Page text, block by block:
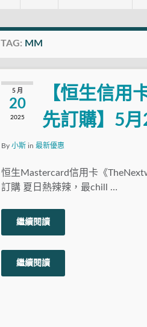
TAG: MM
5 月
20
2025
【恒生信用
先訂購】5月
By 小斯 in 最新優惠
恒生Mastercard信用卡《
訂購 夏日熱辣辣，最chill …
繼續閱讀
繼續閱讀